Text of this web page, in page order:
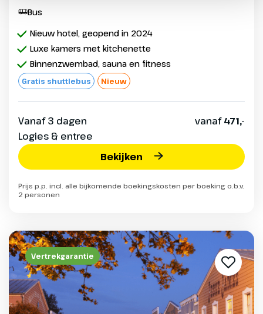
Bus
Nieuw hotel, geopend in 2024
Luxe kamers met kitchenette
Binnenzwembad, sauna en fitness
Gratis shuttlebus Nieuw
Vanaf 3 dagen
Logies & entree
vanaf471,-
Bekijken
Prijs p.p. incl. alle bijkomende boekingskosten per boeking o.b.v.
2 personen
Vertrekgarantie